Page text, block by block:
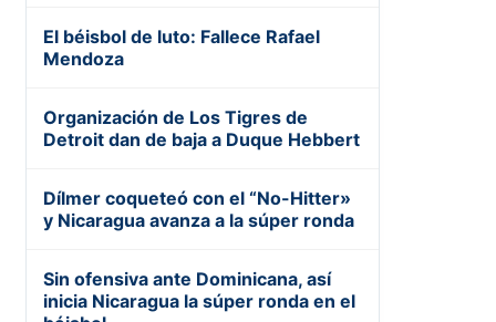
El béisbol de luto: Fallece Rafael
Mendoza
Organización de Los Tigres de
Detroit dan de baja a Duque Hebbert
Dílmer coqueteó con el “No-Hitter»
y Nicaragua avanza a la súper ronda
Sin ofensiva ante Dominicana, así
inicia Nicaragua la súper ronda en el